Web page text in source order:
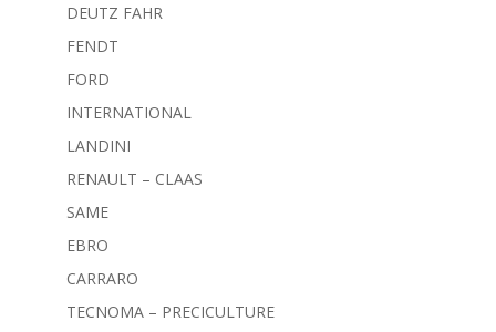
DEUTZ FAHR
FENDT
FORD
INTERNATIONAL
LANDINI
RENAULT – CLAAS
SAME
EBRO
CARRARO
TECNOMA – PRECICULTURE